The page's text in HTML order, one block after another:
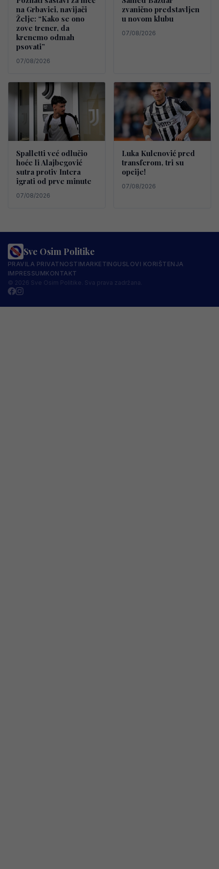
na Grbavici, navijači
Želje: “Kako se ono
zove trener, da
krenemo odmah
psovati”
07/08/2026
zvanično predstavljen
u novom klubu
07/08/2026
Spalletti već odlučio
hoće li Alajbegović
sutra protiv Intera
igrati od prve minute
07/08/2026
Luka Kulenović pred
transferom, tri su
opcije!
07/08/2026
Sve Osim Politike
PRAVILA PRIVATNOSTIMARKETINGUSLOVI KORIŠTENJA
IMPRESSUMKONTAKT
© 2026 Sve Osim Politike. Sva prava zadržana.